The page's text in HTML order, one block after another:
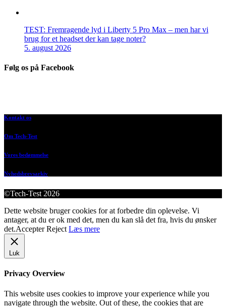
TEST: Fremragende lyd i Liberty 5 Pro Max – men har vi
brug for et headset der kan tage noter?
5. august 2026
Følg os på Facebook
Kontakt os
Om Tech-Test
Vores bedømmelse
Nyhedsbrevsarkiv
©Tech-Test 2026
Dette website bruger cookies for at forbedre din oplevelse. Vi
antager, at du er ok med det, men du kan slå det fra, hvis du ønsker
det.Accepter Reject Læs mere
Luk
Privacy Overview
This website uses cookies to improve your experience while you
navigate through the website. Out of these, the cookies that are